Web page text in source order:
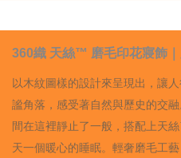
360織 天絲™ 磨毛印花寢飾｜
以木紋圖樣的設計來呈現出，讓
謐角落，感受著自然與歷史的交
間在這裡靜止了一般，搭配上天
天一個暖心的睡眠。輕奢磨毛工